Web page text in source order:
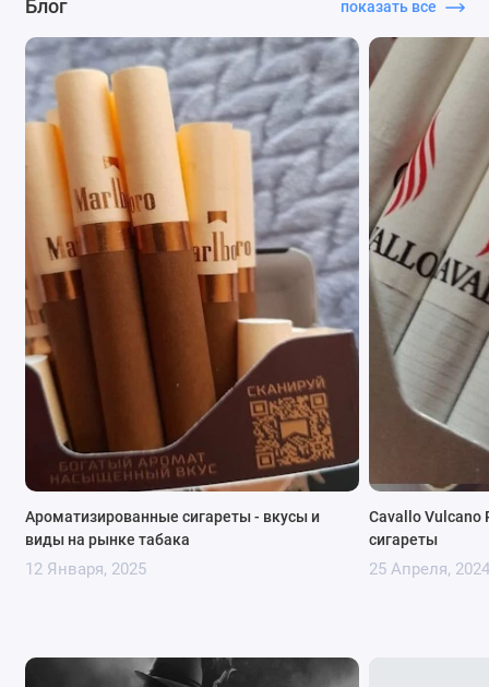
Блог показать все
Ароматизированные сигареты - вкусы и
виды на рынке табака
12 Января, 2025
Cavallo Vulcano
сигареты
25 Апреля, 2024